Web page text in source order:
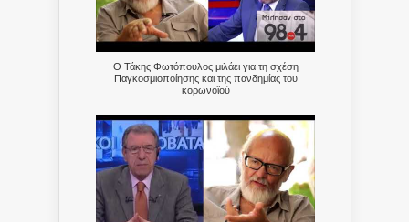
Ο Τάκης Φωτόπουλος μιλάει για τη σχέση
Παγκοσμιοποίησης και της πανδημίας του
κορωνοϊού